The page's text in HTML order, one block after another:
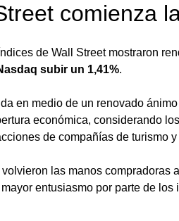
comienza
de Wall Street mostraron
subir un 1,41%.
en medio de un renovado
económica, considerando
de compañías de turismo
las manos compradoras
entusiasmo por parte de los